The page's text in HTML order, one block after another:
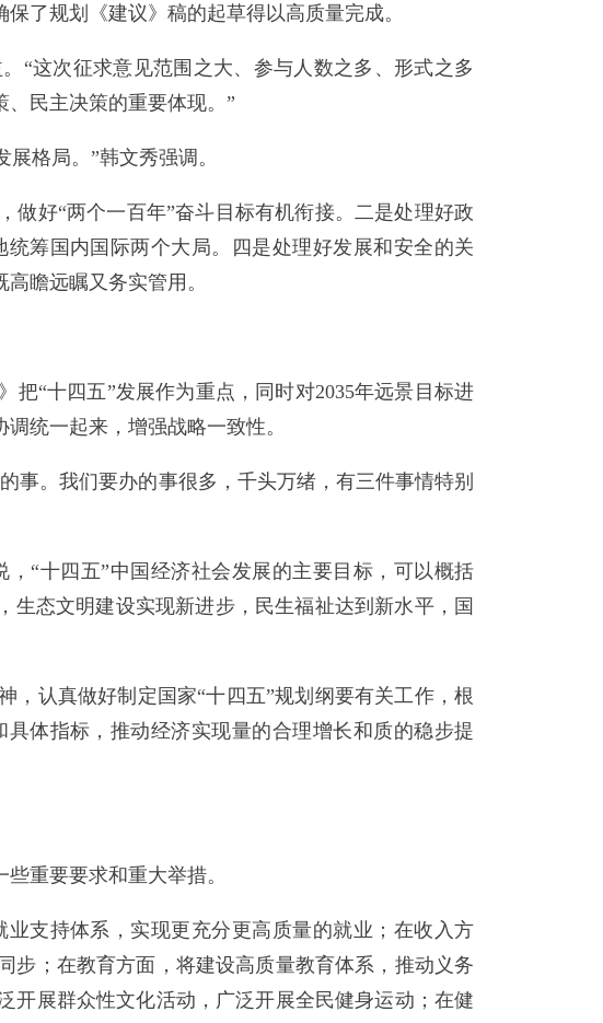
了规划《建议》稿的起草得以高质量完成。
这次征求意见范围之大、参与人数之多、形式之多
民主决策的重要体现。”
格局。”韩文秀强调。
好“两个一百年”奋斗目标有机衔接。二是处理好政
筹国内国际两个大局。四是处理好发展和安全的关
瞻远瞩又务实管用。
“十四五”发展作为重点，同时对2035年远景目标进
统一起来，增强战略一致性。
。我们要办的事很多，千头万绪，有三件事情特别
“十四五”中国经济社会发展的主要目标，可以概括
生态文明建设实现新进步，民生福祉达到新水平，国
认真做好制定国家“十四五”规划纲要有关工作，根
体指标，推动经济实现量的合理增长和质的稳步提
重要要求和重大举措。
支持体系，实现更充分更高质量的就业；在收入方
步；在教育方面，将建设高质量教育体系，推动义务
开展群众性文化活动，广泛开展全民健身运动；在健